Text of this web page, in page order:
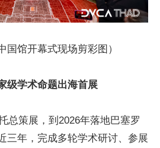
国馆开幕式现场剪彩图）
级学术命题出海首展
总策展，到2026年落地巴塞罗
三年，完成多轮学术研讨、参展